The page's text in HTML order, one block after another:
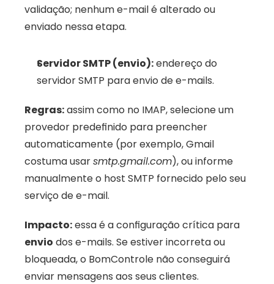
validação; nenhum e-mail é alterado ou
enviado nessa etapa.
Servidor SMTP (envio): endereço do
servidor SMTP para envio de e-mails.
Regras: assim como no IMAP, selecione um
provedor predefinido para preencher
automaticamente (por exemplo, Gmail
costuma usar smtp.gmail.com), ou informe
manualmente o host SMTP fornecido pelo seu
serviço de e-mail.
Impacto:
envio dos e-mails. Se estiver incorreta ou
bloqueada, o BomControle não conseguirá
enviar mensagens aos seus clientes.